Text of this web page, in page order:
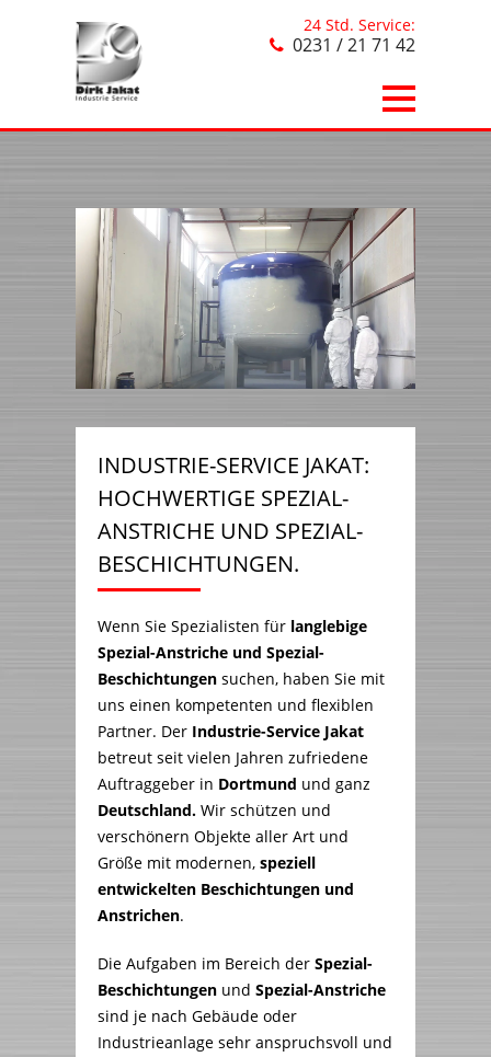
24 Std. Service:
0231 / 21 71 42
INDUSTRIE-SERVICE JAKAT:
HOCHWERTIGE SPEZIAL-
ANSTRICHE UND SPEZIAL-
BESCHICHTUNGEN.
Wenn Sie Spezialisten für langlebige
Spezial-Anstriche und Spezial-
Beschichtungen suchen, haben Sie mit
uns einen kompetenten und flexiblen
Partner. Der Industrie-Service Jakat
betreut seit vielen Jahren zufriedene
Auftraggeber in Dortmund und ganz
Deutschland. Wir schützen und
verschönern Objekte aller Art und
Größe mit modernen, speziell
entwickelten Beschichtungen und
Anstrichen.
Die Aufgaben im Bereich der Spezial-
Beschichtungen und Spezial-Anstriche
sind je nach Gebäude oder
Industrieanlage sehr anspruchsvoll und